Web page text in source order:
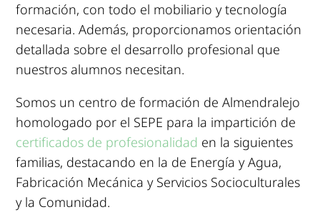
formación, con todo el mobiliario y tecnología
necesaria. Además, proporcionamos orientación
detallada sobre el desarrollo profesional que
nuestros alumnos necesitan.
Somos un centro de formación de Almendralejo
homologado por el SEPE para la impartición de
certificados de profesionalidad en la siguientes
familias, destacando en la de Energía y Agua,
Fabricación Mecánica y Servicios Socioculturales
y la Comunidad.